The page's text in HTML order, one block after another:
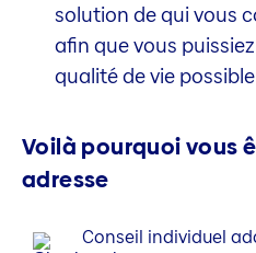
solution de qui vous
afin que vous
qualité de vie
Voilà pourquoi vous
adresse
Conseil individuel